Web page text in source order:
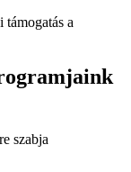
támogatás a
szabja